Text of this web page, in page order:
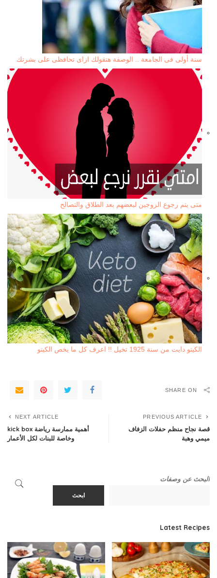
سنة أولى فى الجامعة .. الوصفة هتقولك ازاى تحافظى على بشرتك
متى يتم رجوع الزوجين لبعضهم بعد الطلاق والتصالح
الكيتو دايت من سنة 1925 تخيل !! اعرف كل ما يخص الكيتو
SHARE ON
PREVIOUS ARTICLE
قصة نجاح منظم حفلات الزفاف
ميمي وهبة
NEXT ARTICLE
أهمية ممارسة رياضة kick box
وخاصة للبنات لكل الأعمار
البحث عن وصفات
ابحث
Latest Recipes